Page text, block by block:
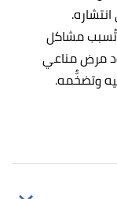
تُسبب مشاكل
مرض مناعي
وتضخُّمه.